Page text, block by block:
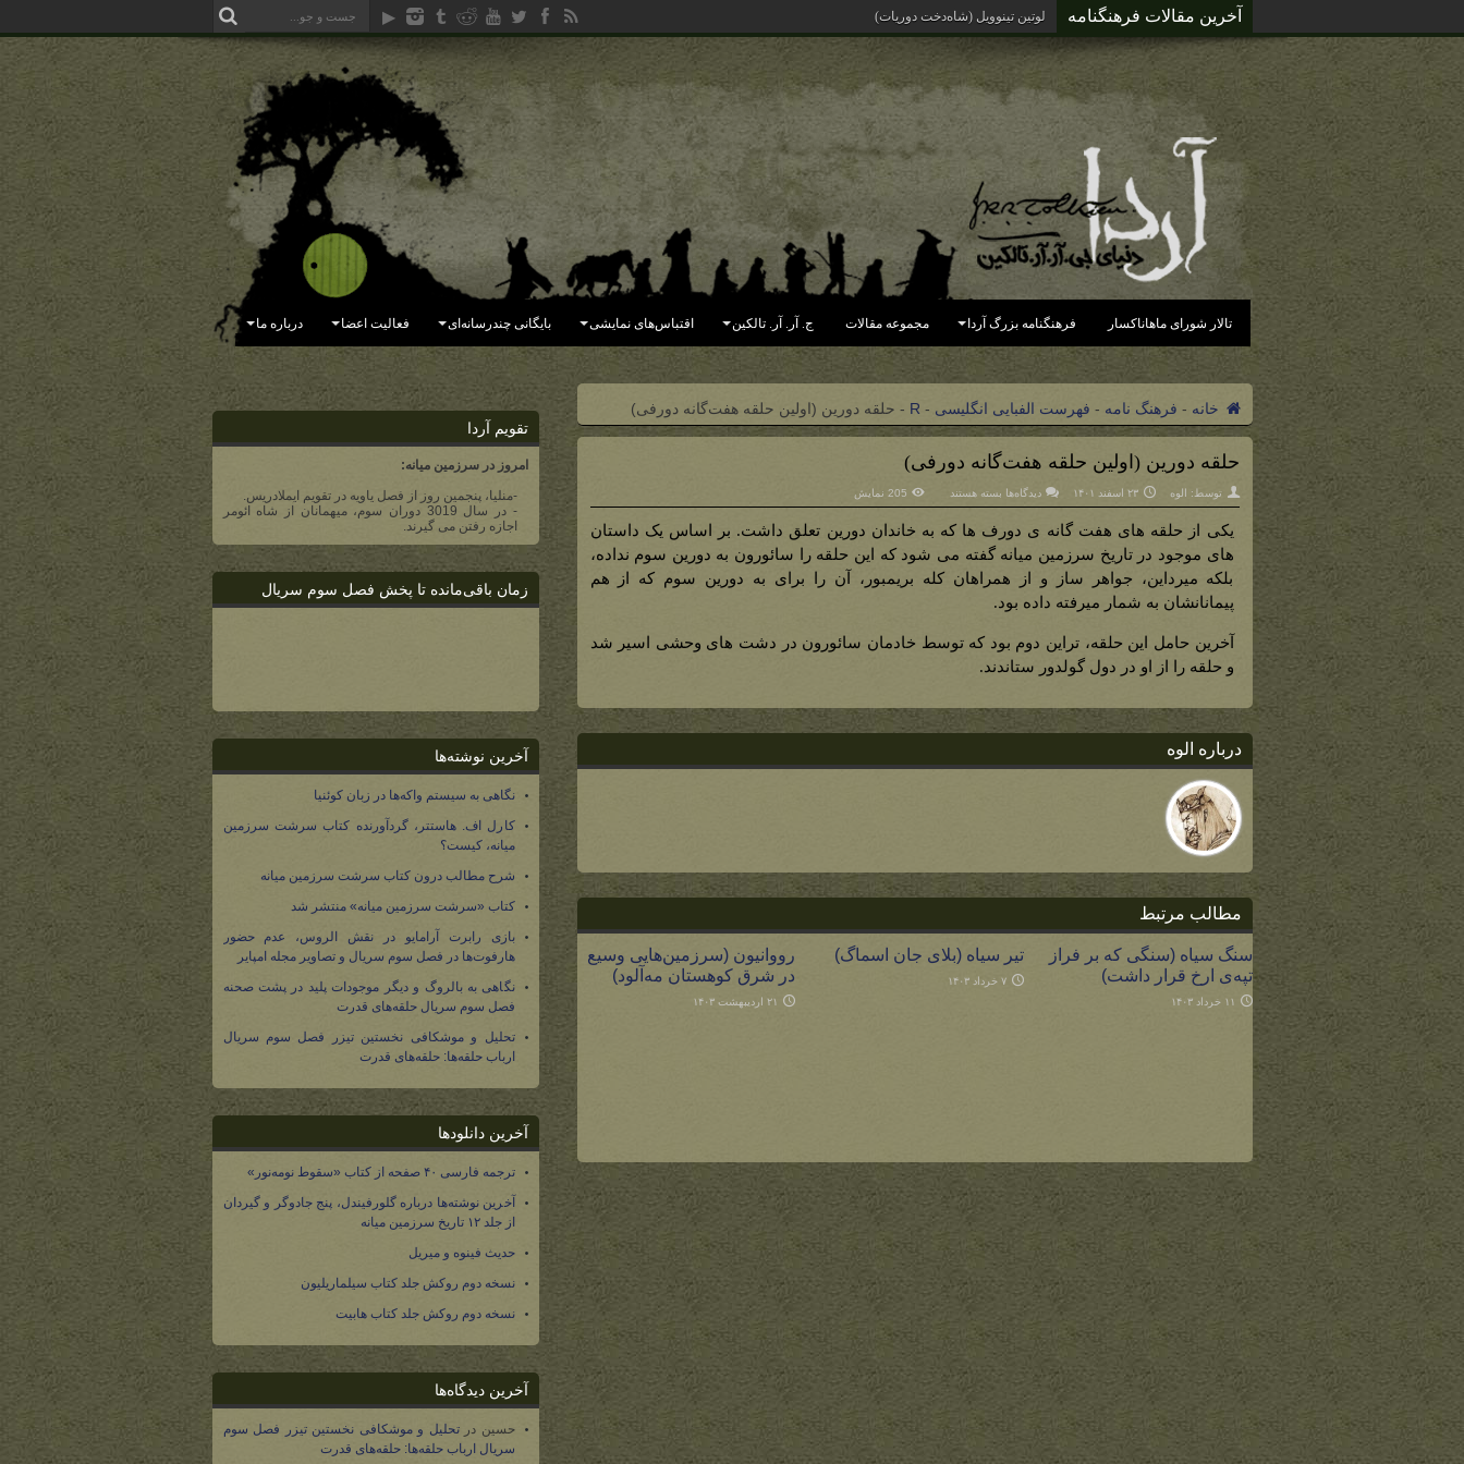
آخرین مقالات فرهنگنامه لوتین تینوویل (شاه‌دخت دوریات)
تالار شورای ماهاناکسار فرهنگنامه بزرگ آردا مجموعه مقالات ج. آر. آر. تالکین اقتباس‌های نمایشی بایگانی چندرسانه‌ای فعالیت اعضا درباره ما
خانه - فرهنگ نامه - فهرست الفبایی انگلیسی -
R
- حلقه دورین (اولین حلقه هفت‌گانه دورفی)
حلقه دورین (اولین حلقه هفت‌گانه دورفی)
توسط: الوه ۲۳ اسفند ۱۴۰۱ دیدگاه‌ها برای
(اولین
حلقه
هفت‌گانه
دورفی)
بسته هستند 205 نمایش
یکی از حلقه های هفت گانه ی دورف ها که به خاندان دورین تعلق داشت. بر اساس یک داستان
های موجود در تاریخ سرزمین میانه گفته می شود که این حلقه را سائورون به دورین سوم نداده،
بلکه میرداین، جواهر ساز و از همراهان کله بریمبور، آن را برای به دورین سوم که از هم
پیمانانشان به شمار میرفته داده بود.
آخرین حامل این حلقه، تراین دوم بود که توسط خادمان سائورون در دشت های وحشی اسیر شد
و حلقه را از او در دول گولدور ستاندند.
درباره الوه
مطالب مرتبط
سنگ سیاه (سنگی که بر فراز
تپه‌ی ارخ قرار داشت)
۱۱ خرداد ۱۴۰۳
تیر سیاه (بلای جان اسماگ)
۷ خرداد ۱۴۰۳
رووانیون (سرزمین‌هایی وسیع
در شرق کوهستان مه‌آلود)
۲۱ اردیبهشت ۱۴۰۳
تقویم آردا
امروز در سرزمین میانه:
-منلیا، پنجمین روز از فصل یاویه در تقویم ایملادریس.
- در سال 3019 دوران سوم، میهمانان از شاه ائومر
اجازه رفتن می گیرند.
زمان باقی‌مانده تا پخش فصل سوم سریال
آخرین نوشته‌ها
نگاهی به سیستم واکه‌ها در زبان کوئنیا
کارل اف. هاستتر، گردآورنده کتاب سرشت سرزمین
میانه، کیست؟
شرح مطالب درون کتاب سرشت سرزمین میانه
کتاب «سرشت سرزمین میانه» منتشر شد
بازی رابرت آرامایو در نقش الروس، عدم حضور
هارفوت‌ها در فصل سوم سریال و تصاویر مجله امپایر
نگاهی به بالروگ و دیگر موجودات پلید در پشت صحنه
فصل سوم سریال حلقه‌های قدرت
تحلیل و موشکافی نخستین تیزر فصل سوم سریال
ارباب حلقه‌ها: حلقه‌های قدرت
آخرین دانلودها
ترجمه فارسی ۴۰ صفحه از کتاب «سقوط نومه‌نور»
آخرین نوشته‌ها درباره گلورفیندل، پنج جادوگر و گیردان
از جلد ۱۲ تاریخ سرزمین میانه
حدیث فینوه و میریل
نسخه دوم روکش جلد کتاب سیلماریلیون
نسخه دوم روکش جلد کتاب هابیت
آخرین دیدگاه‌ها
حسین درتحلیل و موشکافی نخستین تیزر فصل سوم
سریال ارباب حلقه‌ها: حلقه‌های قدرت